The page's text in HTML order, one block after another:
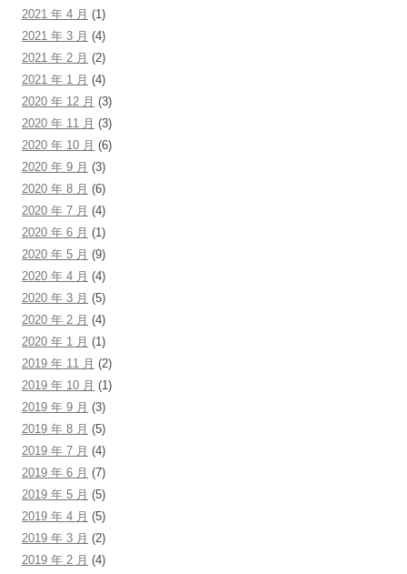
2021 年 4 月 (1)
2021 年 3 月 (4)
2021 年 2 月 (2)
2021 年 1 月 (4)
2020 年 12 月 (3)
2020 年 11 月 (3)
2020 年 10 月 (6)
2020 年 9 月 (3)
2020 年 8 月 (6)
2020 年 7 月 (4)
2020 年 6 月 (1)
2020 年 5 月 (9)
2020 年 4 月 (4)
2020 年 3 月 (5)
2020 年 2 月 (4)
2020 年 1 月 (1)
2019 年 11 月 (2)
2019 年 10 月 (1)
2019 年 9 月 (3)
2019 年 8 月 (5)
2019 年 7 月 (4)
2019 年 6 月 (7)
2019 年 5 月 (5)
2019 年 4 月 (5)
2019 年 3 月 (2)
2019 年 2 月 (4)